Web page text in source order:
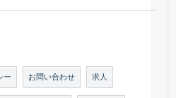
ー お問い合わせ 求人